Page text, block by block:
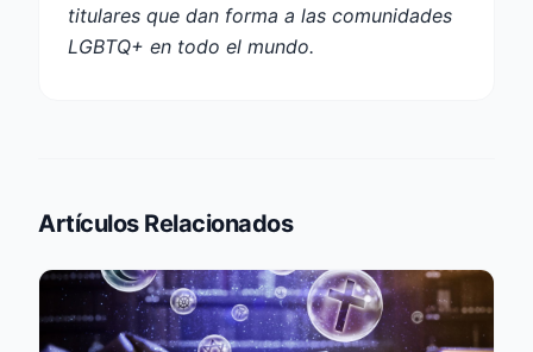
titulares que dan forma a las comunidades
LGBTQ+ en todo el mundo.
Artículos Relacionados